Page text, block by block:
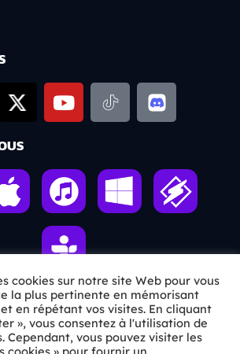
cookies sur notre site Web pour vous
la plus pertinente en mémorisant
en répétant vos visites. En cliquant
», vous consentez à l'utilisation de
Cependant, vous pouvez visiter les